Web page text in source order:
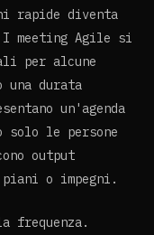
rapide diventa
meeting Agile si
per alcune
durata
un'agenda
solo le persone
output
o impegni.
frequenza.